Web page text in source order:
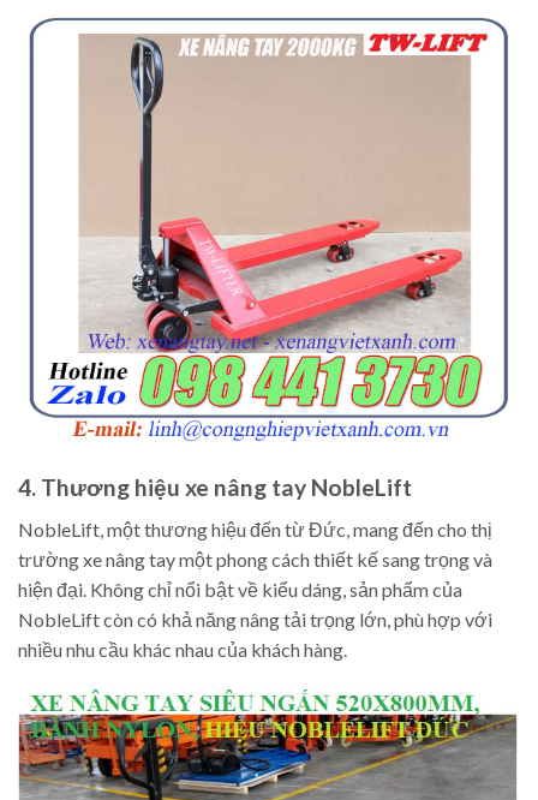
4. Thương hiệu xe nâng tay NobleLift
NobleLift, một thương hiệu đến từ Đức, mang đến cho thị
trường xe nâng tay một phong cách thiết kế sang trọng và
hiện đại. Không chỉ nổi bật về kiểu dáng, sản phẩm của
NobleLift còn có khả năng nâng tải trọng lớn, phù hợp với
nhiều nhu cầu khác nhau của khách hàng.